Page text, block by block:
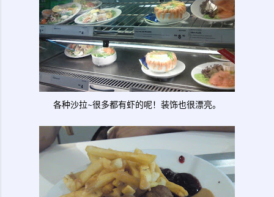
各种沙拉~很多都有虾的呢！装饰也很漂亮。